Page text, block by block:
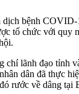
dịch bệnh COVID-
tổ chức với quy
chí lãnh đạo tỉnh
dân đã thực
rước về dâng tại